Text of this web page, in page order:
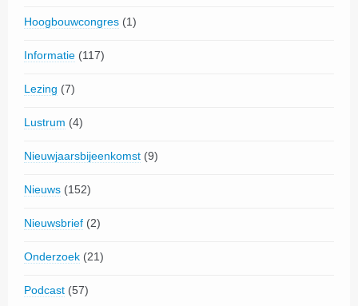
Hoogbouwcongres (1)
Informatie (117)
Lezing (7)
Lustrum (4)
Nieuwjaarsbijeenkomst (9)
Nieuws (152)
Nieuwsbrief (2)
Onderzoek (21)
Podcast (57)